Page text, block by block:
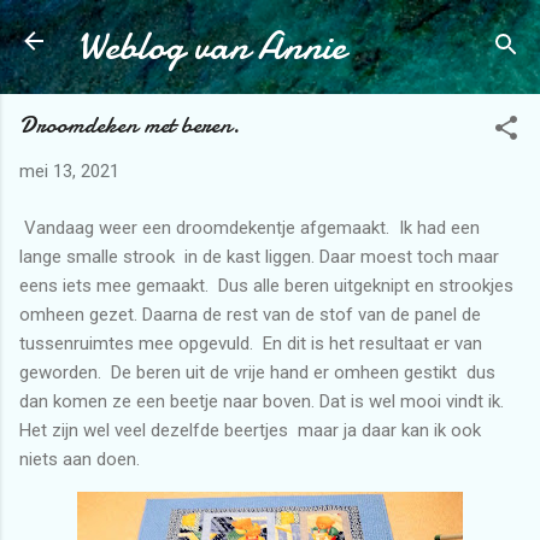
Doorgaan naar hoofdcontent
Weblog van Annie
Droomdeken met beren.
mei 13, 2021
Vandaag weer een droomdekentje afgemaakt. Ik had een
lange smalle strook in de kast liggen. Daar moest toch maar
eens iets mee gemaakt. Dus alle beren uitgeknipt en strookjes
omheen gezet. Daarna de rest van de stof van de panel de
tussenruimtes mee opgevuld. En dit is het resultaat er van
geworden. De beren uit de vrije hand er omheen gestikt dus
dan komen ze een beetje naar boven. Dat is wel mooi vindt ik.
Het zijn wel veel dezelfde beertjes maar ja daar kan ik ook
niets aan doen.